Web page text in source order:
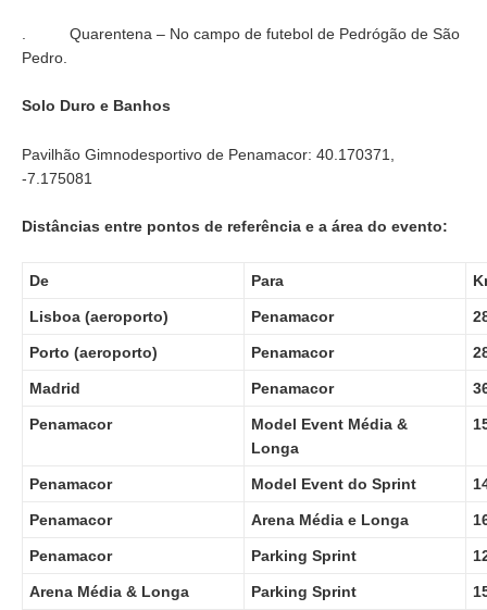
. Quarentena – No campo de futebol de Pedrógão de São
Pedro.
Solo Duro e Banhos
Pavilhão Gimnodesportivo de Penamacor: 40.170371,
-7.175081
Distâncias entre pontos de referência e a área do evento:
De Para
Lisboa (aeroporto) Penamacor
Porto (aeroporto) Penamacor
Madrid Penamacor
Penamacor
Model Event Média &
Longa
Penamacor Model Event do Sprint
Penamacor Arena Média e Longa
Penamacor Parking Sprint
Arena Média & Longa Parking Sprint